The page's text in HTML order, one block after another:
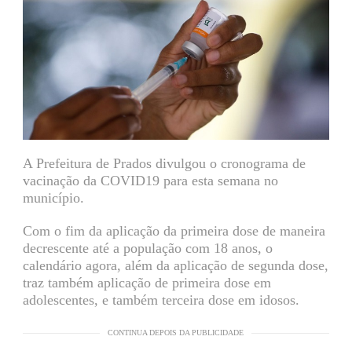
A Prefeitura de Prados divulgou o cronograma de
vacinação da COVID19 para esta semana no
município.
Com o fim da aplicação da primeira dose de maneira
decrescente até a população com 18 anos, o
calendário agora, além da aplicação de segunda dose,
traz também aplicação de primeira dose em
adolescentes, e também terceira dose em idosos.
CONTINUA DEPOIS DA PUBLICIDADE